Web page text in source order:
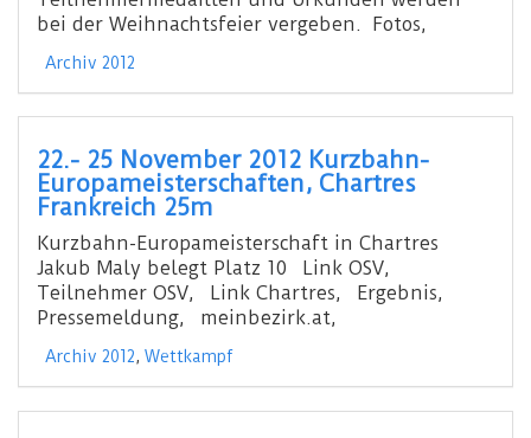
bei der Weihnachtsfeier vergeben. Fotos,
Archiv 2012
22.- 25 November 2012 Kurzbahn-
Europameisterschaften, Chartres
Frankreich 25m
Kurzbahn-Europameisterschaft in Chartres
Jakub Maly belegt Platz 10 Link OSV,
Teilnehmer OSV, Link Chartres, Ergebnis,
Pressemeldung, meinbezirk.at,
Archiv 2012, Wettkampf